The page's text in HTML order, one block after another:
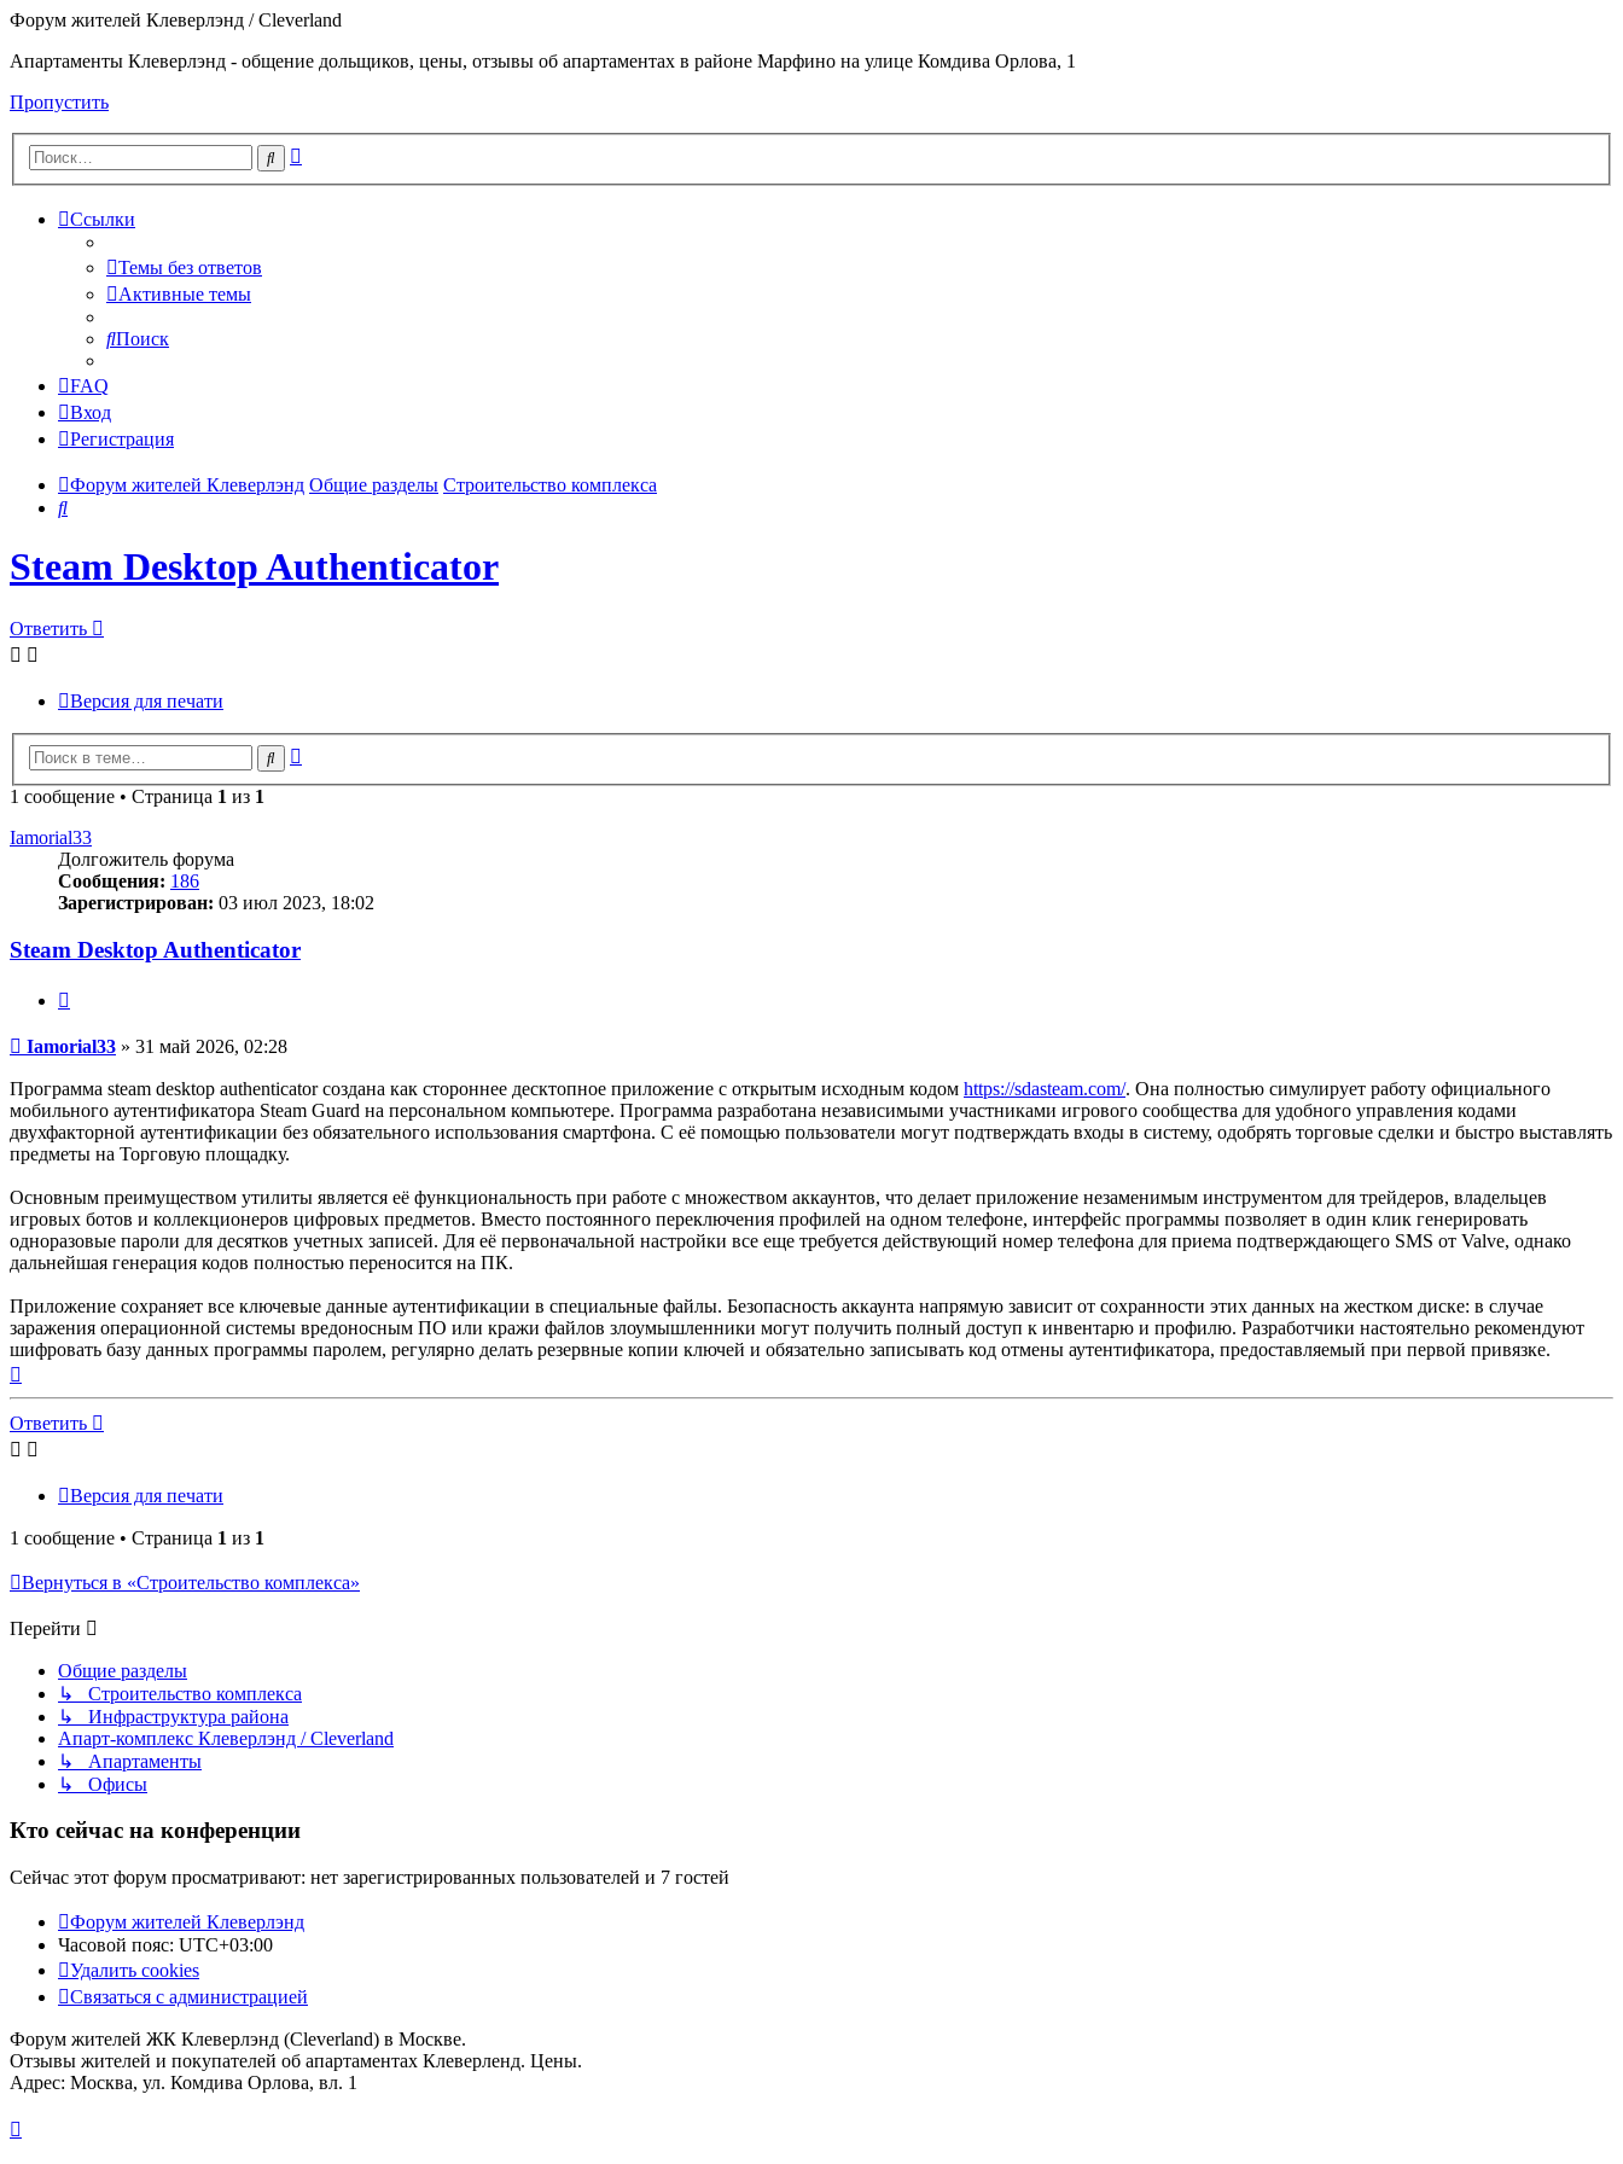
Форум жителей Клеверлэнд / Cleverland
Апартаменты Клеверлэнд - общение дольщиков, цены, отзывы об апартаментах в районе Марфино на улице Комдива Орлова, 1
Пропустить
Поиск
Ссылки
Темы без ответов
Активные темы
Поиск
FAQ
Вход
Регистрация
Форум жителей Клеверлэнд Общие разделы Строительство комплекса
Поиск
Steam Desktop Authenticator
Ответить
Версия для печати
Поиск
1 сообщение • Страница 1 из 1
Iamorial33
Долгожитель форума
Сообщения: 186
Зарегистрирован: 03 июл 2023, 18:02
Steam Desktop Authenticator
Сообщение
Iamorial33 » 31 май 2026, 02:28
Программа steam desktop authenticator создана как стороннее десктопное приложение с открытым исходным кодом https://sdasteam.com/. Она полностью симулирует работу официального
мобильного аутентификатора Steam Guard на персональном компьютере. Программа разработана независимыми участниками игрового сообщества для удобного управления кодами
двухфакторной аутентификации без обязательного использования смартфона. С её помощью пользователи могут подтверждать входы в систему, одобрять торговые сделки и быстро выставлять
предметы на Торговую площадку.
Основным преимуществом утилиты является её функциональность при работе с множеством аккаунтов, что делает приложение незаменимым инструментом для трейдеров, владельцев
игровых ботов и коллекционеров цифровых предметов. Вместо постоянного переключения профилей на одном телефоне, интерфейс программы позволяет в один клик генерировать
одноразовые пароли для десятков учетных записей. Для её первоначальной настройки все еще требуется действующий номер телефона для приема подтверждающего SMS от Valve, однако
дальнейшая генерация кодов полностью переносится на ПК.
Приложение сохраняет все ключевые данные аутентификации в специальные файлы. Безопасность аккаунта напрямую зависит от сохранности этих данных на жестком диске: в случае
заражения операционной системы вредоносным ПО или кражи файлов злоумышленники могут получить полный доступ к инвентарю и профилю. Разработчики настоятельно рекомендуют
шифровать базу данных программы паролем, регулярно делать резервные копии ключей и обязательно записывать код отмены аутентификатора, предоставляемый при первой привязке.
началу
Ответить
Версия для печати
1 сообщение • Страница 1 из 1
Вернуться в «Строительство комплекса»
Перейти
Общие разделы
↳ Строительство комплекса
↳ Инфраструктура района
Апарт-комплекс Клеверлэнд / Cleverland
↳ Апартаменты
↳ Офисы
Кто сейчас на конференции
Сейчас этот форум просматривают: нет зарегистрированных пользователей и 7 гостей
Форум жителей Клеверлэнд
Часовой пояс: UTC+03:00
Удалить cookies
Связаться с администрацией
Форум жителей ЖК Клеверлэнд (Cleverland) в Москве.
Отзывы жителей и покупателей об апартаментах Клеверленд. Цены.
Адрес: Москва, ул. Комдива Орлова, вл. 1